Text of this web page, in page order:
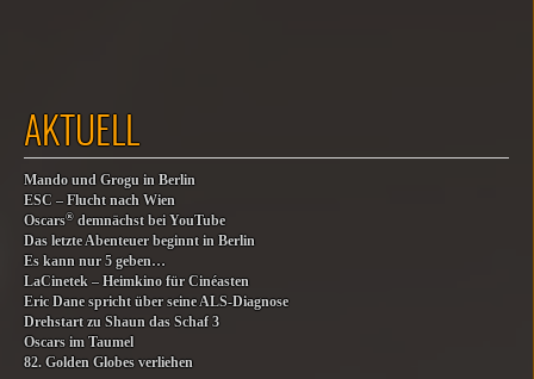
AKTUELL
Mando und Grogu in Berlin
ESC – Flucht nach Wien
Oscars® demnächst bei YouTube
Das letzte Abenteuer beginnt in Berlin
Es kann nur 5 geben…
LaCinetek – Heimkino für Cinéasten
Eric Dane spricht über seine ALS-Diagnose
Drehstart zu Shaun das Schaf 3
Oscars im Taumel
82. Golden Globes verliehen